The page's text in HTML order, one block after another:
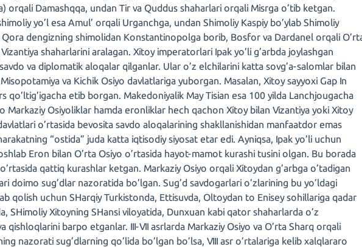
orqali Damashqqa, undan Tir va Quddus shaharlari orqali Misrga o’tib ketgan.
yo’l esa Amul’ orqali Urganchga, undan Shimoliy Kaspiy bo’ylab Shimoliy
Qora dengizning shimolidan Konstantinopolga borib, Bosfor va Dardanel orqali
shaharlarini aralagan. Xitoy imperatorlari Ipak yo’li g’arbda joylashgan
va diplomatik aloqalar qilganlar. Ular o’z elchilarini katta sovg’a-salomlar bilan
va Kichik Osiyo davlatlariga yuborgan. Masalan, Xitoy sayyoxi Gap In
qo’ltig’igacha etib borgan. Makedoniyalik May Tisian esa 100 yilda Lanchjougacha
Markaziy Osiyoliklar hamda eronliklar hech qachon Xitoy bilan Vizantiya yoki Xitoy
o’rtasida bevosita savdo aloqalarining shakllanishidan manfaatdor emas
“ostida” juda katta iqtisodiy siyosat etar edi. Ayniqsa, Ipak yo’li uchun
Eron bilan O’rta Osiyo o’rtasida hayot-mamot kurashi tusini olgan. Bu borada
qattiq kurashlar ketgan. Markaziy Osiyo orqali Xitoydan g’arbga o’tadigan
doimo sug’dlar nazoratida bo’lgan. Sug’d savdogarlari o’zlarining bu yo’ldagi
qolish uchun SHarqiy Turkistonda, Ettisuvda, Oltoydan to Enisey sohillariga qadar
SHimoliy Xitoyning SHansi viloyatida, Dunxuan kabi qator shaharlarda o’z
qishloqlarini barpo etganlar. III-VII asrlarda Markaziy Osiyo va O’rta Sharq orqali
nazorati sug’dlarning qo’lida bo’lgan bo’lsa, VIII asr o’rtalariga kelib xalqlararo